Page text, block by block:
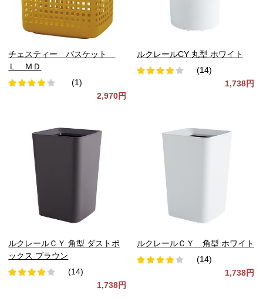
チェスティー バスケット
Ｌ ＭＤ
(1)
2,970円
ルクレールCY 丸型 ホワイト
(14)
1,738円
ルクレールＣＹ 角型 ダストボ
ックス ブラウン
(14)
1,738円
ルクレールＣＹ 角型 ホワイト
(14)
1,738円